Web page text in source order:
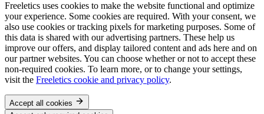
Freeletics uses cookies to make the website functional and optimize
your experience. Some cookies are required. With your consent, we
also use cookies or tracking pixels for marketing purposes. Some of
this data is shared with our advertising partners. These help us
improve our offers, and display tailored content and ads here and on
our partner websites. You can choose whether or not to accept these
non-required cookies. To learn more, or to change your settings,
visit the Freeletics cookie and privacy policy.
Accept all cookies